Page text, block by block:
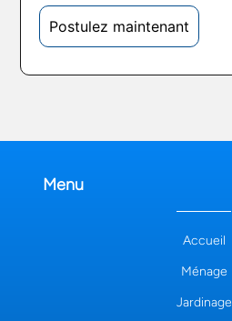
Postulez maintenant
Menu
Accueil
Ménage
Jardinage